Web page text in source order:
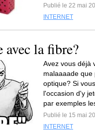
Publié le 22 mai
INTERNET
avec la fibre?
Avez vous déjà
malaaaade
optique? Si
l'occasion d'y
par exemples
Publié le 15 mai
INTERNET